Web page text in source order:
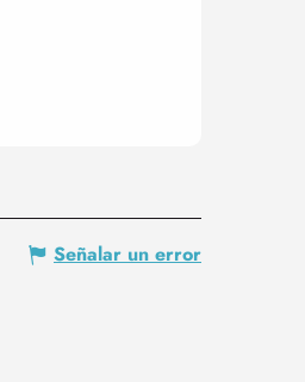
Señalar un error